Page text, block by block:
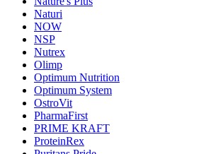
Naturi
NOW
NSP
Nutrex
Olimp
Optimum Nutrition
Optimum System
OstroVit
PharmaFirst
PRIME KRAFT
ProteinRex